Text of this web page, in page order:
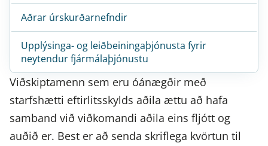
Aðrar úrskurðarnefndir
Upplýsinga- og leiðbeiningaþjónusta fyrir
neytendur fjármálaþjónustu
Viðskiptamenn sem eru óánægðir með
starfshætti eftirlitsskylds aðila ættu að hafa
samband við viðkomandi aðila eins fljótt og
auðið er. Best er að senda skriflega kvörtun til